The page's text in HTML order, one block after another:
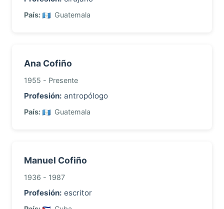
País: Guatemala
Ana Cofiño
1955 - Presente
Profesión: antropólogo
País: Guatemala
Manuel Cofiño
1936 - 1987
Profesión: escritor